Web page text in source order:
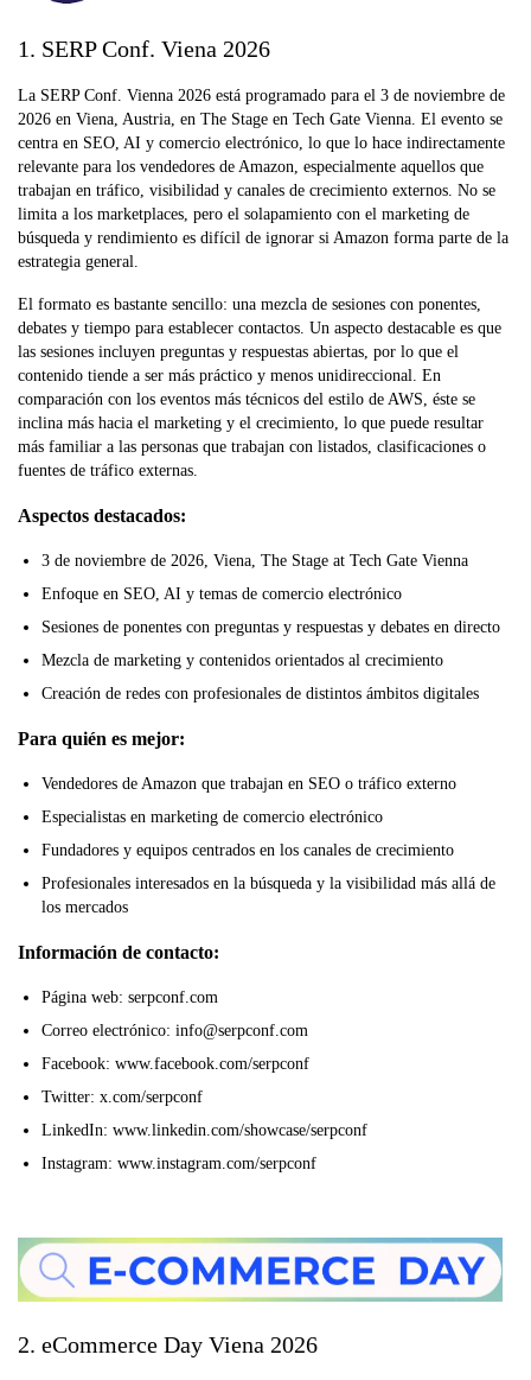
1. SERP Conf. Viena 2026
La SERP Conf. Vienna 2026 está programado para el 3 de noviembre de
2026 en Viena, Austria, en The Stage en Tech Gate Vienna. El evento se
centra en SEO, AI y comercio electrónico, lo que lo hace indirectamente
relevante para los vendedores de Amazon, especialmente aquellos que
trabajan en tráfico, visibilidad y canales de crecimiento externos. No se
limita a los marketplaces, pero el solapamiento con el marketing de
búsqueda y rendimiento es difícil de ignorar si Amazon forma parte de la
estrategia general.
El formato es bastante sencillo: una mezcla de sesiones con ponentes,
debates y tiempo para establecer contactos. Un aspecto destacable es que
las sesiones incluyen preguntas y respuestas abiertas, por lo que el
contenido tiende a ser más práctico y menos unidireccional. En
comparación con los eventos más técnicos del estilo de AWS, éste se
inclina más hacia el marketing y el crecimiento, lo que puede resultar
más familiar a las personas que trabajan con listados, clasificaciones o
fuentes de tráfico externas.
Aspectos destacados:
3 de noviembre de 2026, Viena, The Stage at Tech Gate Vienna
Enfoque en SEO, AI y temas de comercio electrónico
Sesiones de ponentes con preguntas y respuestas y debates en directo
Mezcla de marketing y contenidos orientados al crecimiento
Creación de redes con profesionales de distintos ámbitos digitales
Para quién es mejor:
Vendedores de Amazon que trabajan en SEO o tráfico externo
Especialistas en marketing de comercio electrónico
Fundadores y equipos centrados en los canales de crecimiento
Profesionales interesados en la búsqueda y la visibilidad más allá de
los mercados
Información de contacto:
Página web: serpconf.com
Correo electrónico: info@serpconf.com
Facebook: www.facebook.com/serpconf
Twitter: x.com/serpconf
LinkedIn: www.linkedin.com/showcase/serpconf
Instagram: www.instagram.com/serpconf
2. eCommerce Day Viena 2026